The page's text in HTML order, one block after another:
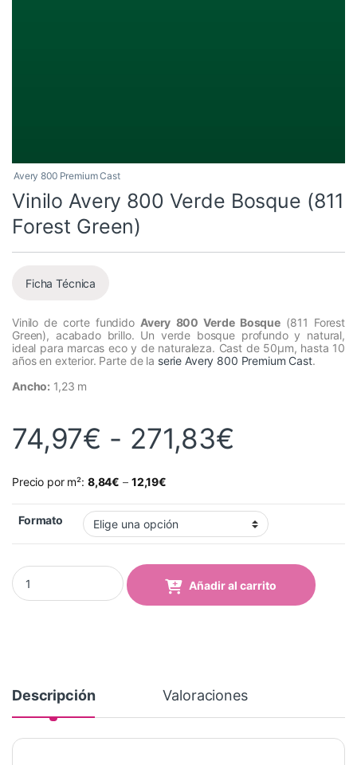
Avery 800 Premium Cast
Vinilo Avery 800 Verde Bosque (811
Forest Green)
Ficha Técnica
Vinilo de corte fundido Avery 800 Verde Bosque (811 Forest
Green), acabado brillo. Un verde bosque profundo y natural,
ideal para marcas eco y de naturaleza. Cast de 50µm, hasta 10
años en exterior. Parte de la serie Avery 800 Premium Cast.
Ancho: 1,23 m
74,97€ - 271,83€
Precio por m²: 8,84€ – 12,19€
Formato
Vinilo Avery 800 Verde Bosque (811 Forest Green) quantity
Añadir al carrito
Descripción Valoraciones